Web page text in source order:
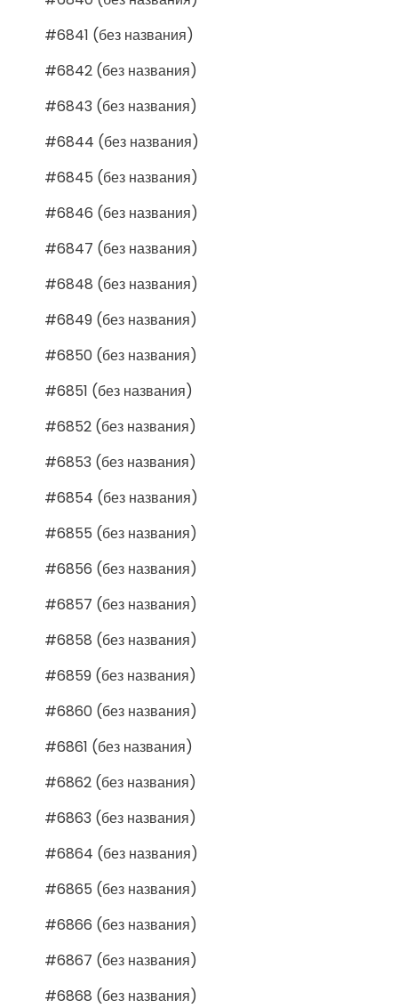
#6841 (без названия)
#6842 (без названия)
#6843 (без названия)
#6844 (без названия)
#6845 (без названия)
#6846 (без названия)
#6847 (без названия)
#6848 (без названия)
#6849 (без названия)
#6850 (без названия)
#6851 (без названия)
#6852 (без названия)
#6853 (без названия)
#6854 (без названия)
#6855 (без названия)
#6856 (без названия)
#6857 (без названия)
#6858 (без названия)
#6859 (без названия)
#6860 (без названия)
#6861 (без названия)
#6862 (без названия)
#6863 (без названия)
#6864 (без названия)
#6865 (без названия)
#6866 (без названия)
#6867 (без названия)
#6868 (без названия)